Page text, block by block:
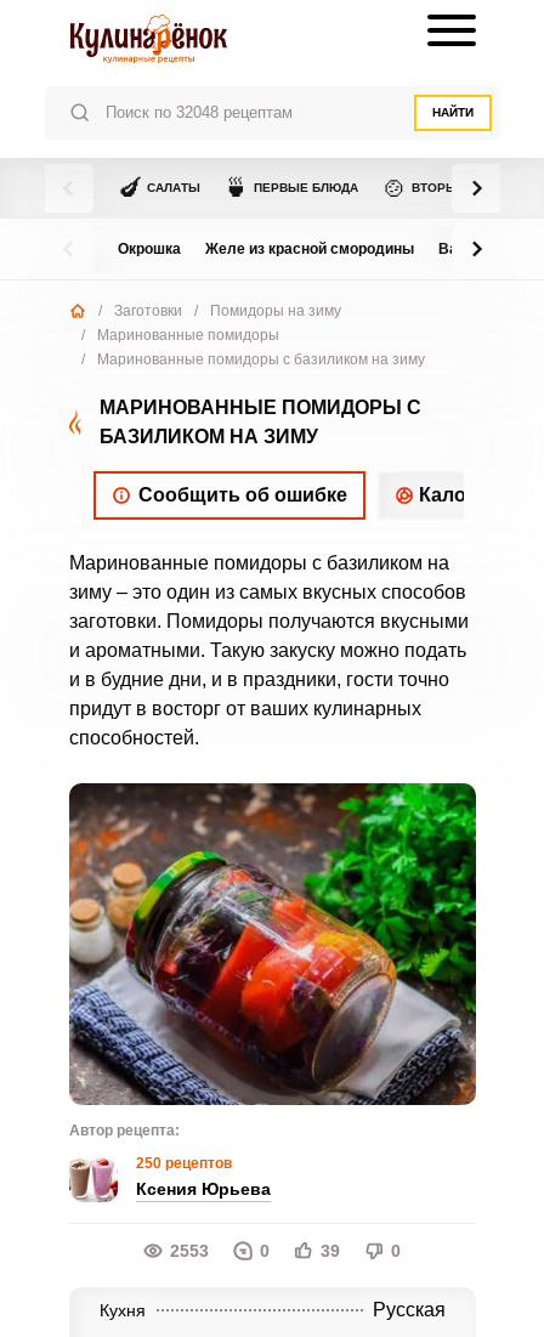
НАЙТИ
🍆 САЛАТЫ 🍵 ПЕРВЫЕ БЛЮДА 🍲 ВТОРЫЕ БЛЮДА
Окрошка Желе из красной смородины Варенье из
/ Заготовки /
Помидоры на зиму
/
Маринованные помидоры
/
Маринованные помидоры с базиликом на зиму
МАРИНОВАННЫЕ ПОМИДОРЫ С
БАЗИЛИКОМ НА ЗИМУ
Сообщить об ошибке
Маринованные помидоры с базиликом на
зиму – это один из самых вкусных способов
заготовки. Помидоры получаются вкусными
и ароматными. Такую закуску можно подать
и в будние дни, и в праздники, гости точно
придут в восторг от ваших кулинарных
способностей.
Автор рецепта:
250 рецептов
Ксения Юрьева
2553 0 39 0
Кухня Русская